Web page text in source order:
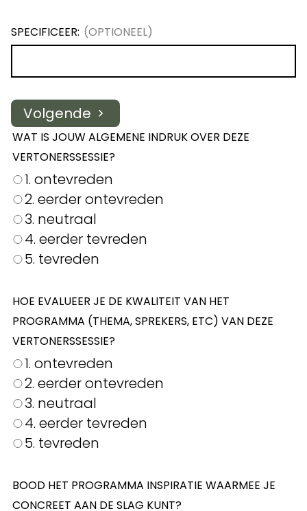
SPECIFICEER:
Volgende
WAT IS JOUW ALGEMENE INDRUK OVER DEZE
VERTONERSSESSIE?
1. ontevreden
2. eerder ontevreden
3. neutraal
4. eerder tevreden
5. tevreden
HOE EVALUEER JE DE KWALITEIT VAN HET
PROGRAMMA (THEMA, SPREKERS, ETC) VAN DEZE
VERTONERSSESSIE?
1. ontevreden
2. eerder ontevreden
3. neutraal
4. eerder tevreden
5. tevreden
BOOD HET PROGRAMMA INSPIRATIE WAARMEE JE
CONCREET AAN DE SLAG KUNT?